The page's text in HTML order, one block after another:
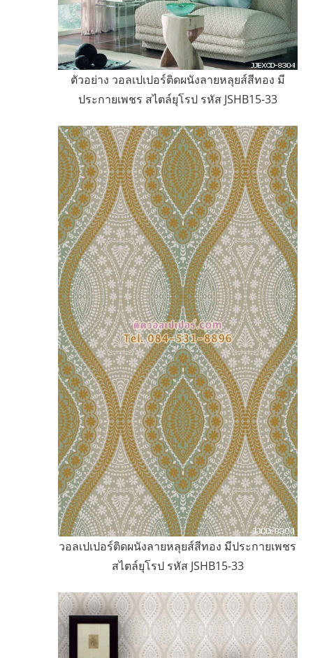
ตัวอย่าง วอลเปเปอร์ติดผนังลายหลุยส์สีทอง มี
ประกายเพชร สไตล์ยุโรป รหัส JSHB15-33
วอลเปเปอร์ติดผนังลายหลุยส์สีทอง มีประกายเพชร
สไตล์ยุโรป รหัส JSHB15-33